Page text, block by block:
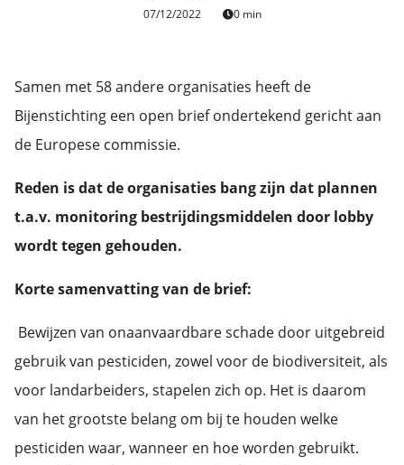
07/12/2022 0 min
Samen met 58 andere organisaties heeft de
Bijenstichting een open brief ondertekend gericht aan
de Europese commissie.
Reden is dat de organisaties bang zijn dat plannen
t.a.v. monitoring bestrijdingsmiddelen door lobby
wordt tegen gehouden.
Korte samenvatting van de brief:
Bewijzen van onaanvaardbare schade door uitgebreid
gebruik van pesticiden, zowel voor de biodiversiteit, als
voor landarbeiders, stapelen zich op. Het is daarom
van het grootste belang om bij te houden welke
pesticiden waar, wanneer en hoe worden gebruikt.